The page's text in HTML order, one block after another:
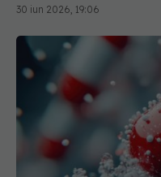
30 iun 2026, 19:06